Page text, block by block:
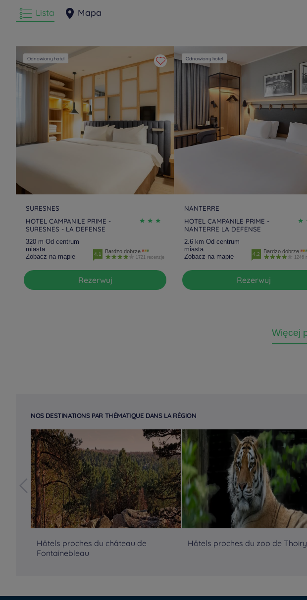
Lista Mapa
Odnowiony hotel
SURESNES
HOTEL CAMPANILE PRIME -
SURESNES - LA DEFENSE
320 m Od centrum
miasta
Zobacz na mapie
4.1 Bardzo dobrze
1721 recenzje
Rezerwuj
Odnowiony hotel
NANTERRE
HOTEL CAMPANILE PRIME -
NANTERRE LA DEFENSE
2.6 km Od centrum
miasta
Zobacz na mapie
4.2 Bardzo dobrze
1246
Rezerwuj
NOS DESTINATIONS PAR THÉMATIQUE DANS LA RÉGION
Hôtels proches du château de
Fontainebleau
Hôtels proches du zoo de Thoiry